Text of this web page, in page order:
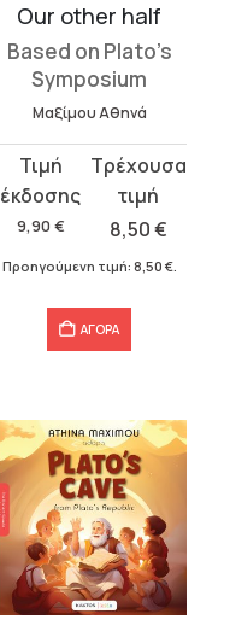
Our other half
Based on Plato’s
Symposium
Μαξίμου Αθηνά
9,90 €
Original
price
was:
9,90 €.
8,50€
τρέχουσα
τιμή
είναι:
Προηγούμενη τιμή: 8,50 €.
ΑΓΟΡΑ